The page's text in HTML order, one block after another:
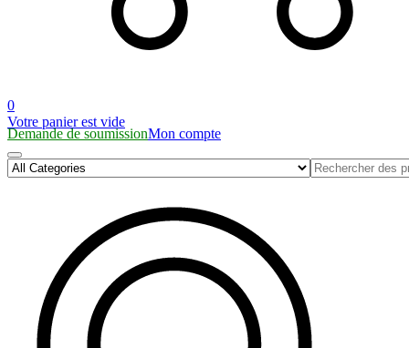
0
Votre panier est vide
Demande de soumissionMon compte